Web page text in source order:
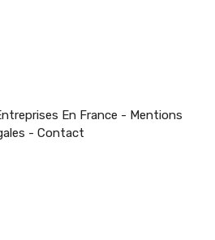
En France - Mentions
- Contact